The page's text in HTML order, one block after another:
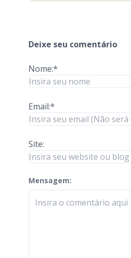
Deixe seu comentário
Nome:*
Email:*
Site:
Mensagem:
check-terms